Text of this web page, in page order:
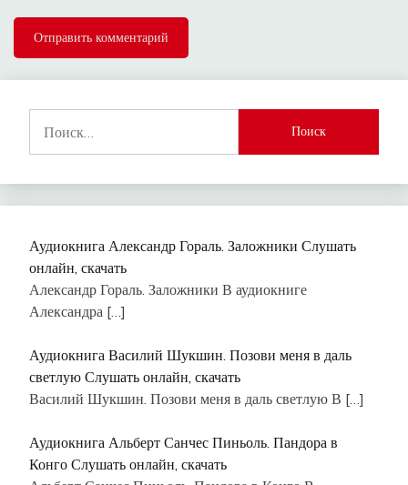
Аудиокнига Александр Гораль. Заложники Слушать
онлайн, скачать
Александр Гораль. Заложники В аудиокниге
Александра […]
Аудиокнига Василий Шукшин. Позови меня в даль
светлую Слушать онлайн, скачать
Василий Шукшин. Позови меня в даль светлую В […]
Аудиокнига Альберт Санчес Пиньоль. Пандора в
Конго Слушать онлайн, скачать